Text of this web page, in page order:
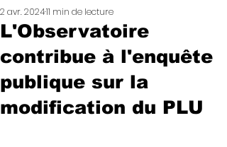
L'Observatoire
contribue à l'enquête
publique sur la
modification du PLU
2 avr. 202411 min de lecture